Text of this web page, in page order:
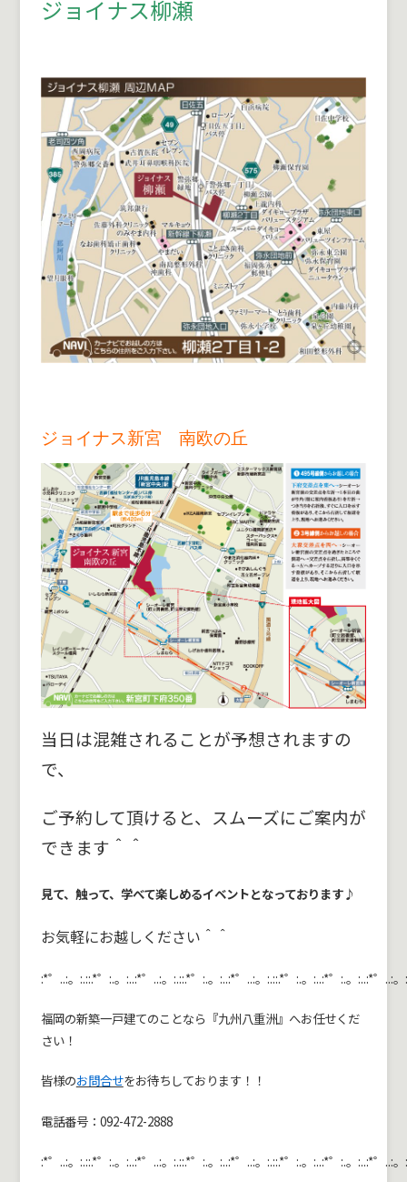
ジョイナス柳瀬
ジョイナス新宮 南欧の丘
当日は混雑されることが予想されますの
で、
ご予約して頂けると、スムーズにご案内が
できます＾＾
見て、触って、学べて楽しめるイベントとなっております♪
お気軽にお越しください＾＾
:*゜..:。:.::.*゜:.。:..:*゜..:。:.::.*゜:.。:..:*゜..:。:.::.*゜:.。:..:*゜:.。:..:*゜..:
福岡の新築一戸建てのことなら『九州八重洲』へお任せくだ
さい！
皆様のお問合せをお待ちしております！！
電話番号：092-472-2888
:*゜..:。:.::.*゜:.。:..:*゜..:。:.::.*゜:.。:..:*゜..:。:.::.*゜:.。:..:*゜:.。:..:*゜..: